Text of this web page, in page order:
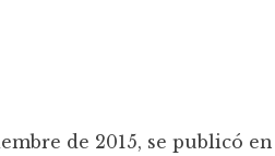
de 2015, se publicó